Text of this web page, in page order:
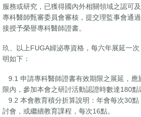
服務或研究，已獲得國內外相關領域之認可
專科醫師甄審委員會審核，提交理監事會通
接授予榮譽專科醫師證書。
玖、以上FUGA婦泌專資格，每六年展延一
明如下：
9.1 申請專科醫師證書有效期限之展延，應
限內，參加本會之研討活動認證時數達180點
9.2 本會教育積分折算說明：年會每次30
討會，或繼續教育課程，每次16點。